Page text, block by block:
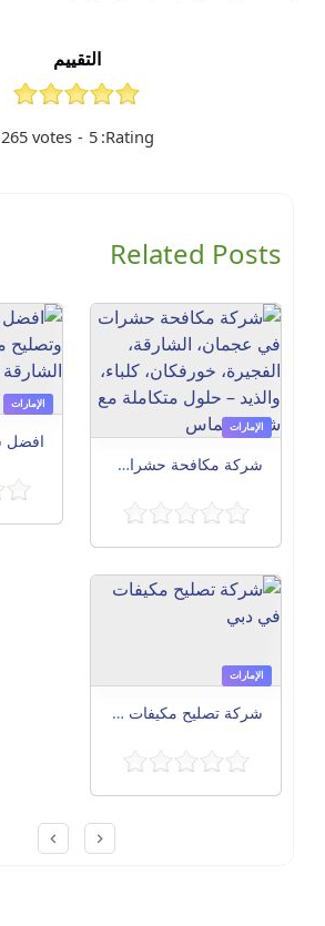
التقييم
Rating:
5
-
265votes
Related Posts
الإمارات
شركة مكافحة حشرات في عجمان، الشارقة، الفجيرة، خورفكان، كلباء، والذيد – حلول متكاملة مع شركة الماس
الإمارات
الإمارات
شركة تصليح مكيفات في دبي